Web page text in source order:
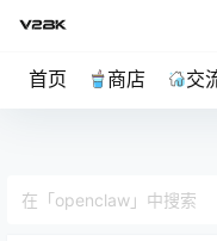
首页 商店 交